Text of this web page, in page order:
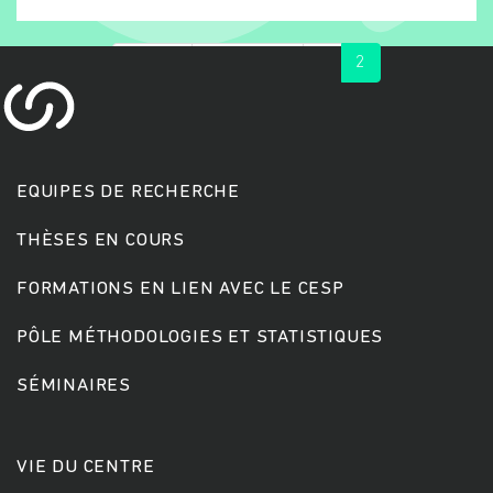
2
EQUIPES DE RECHERCHE
THÈSES EN COURS
FORMATIONS EN LIEN AVEC LE CESP
PÔLE MÉTHODOLOGIES ET STATISTIQUES
SÉMINAIRES
VIE DU CENTRE